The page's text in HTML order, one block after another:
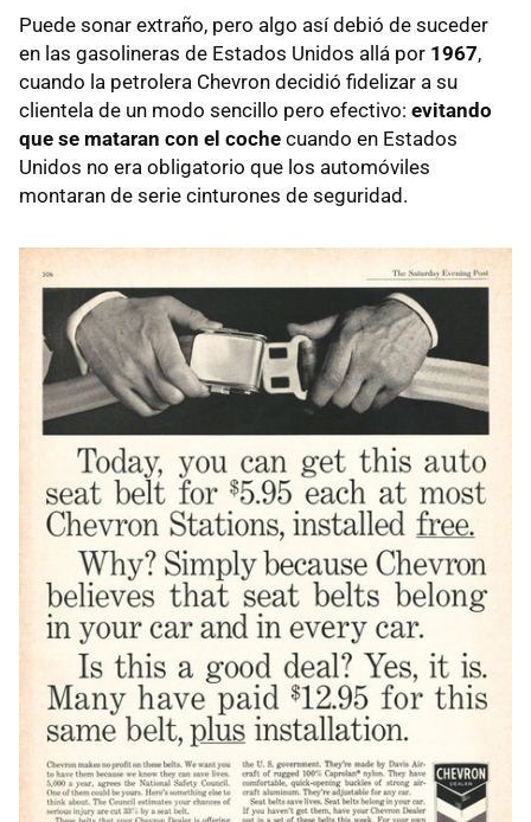
Puede sonar extraño, pero algo así debió de suceder
en las gasolineras de Estados Unidos allá por 1967,
cuando la petrolera Chevron decidió fidelizar a su
clientela de un modo sencillo pero efectivo: evitando
que se mataran con el coche cuando en Estados
Unidos no era obligatorio que los automóviles
montaran de serie cinturones de seguridad.